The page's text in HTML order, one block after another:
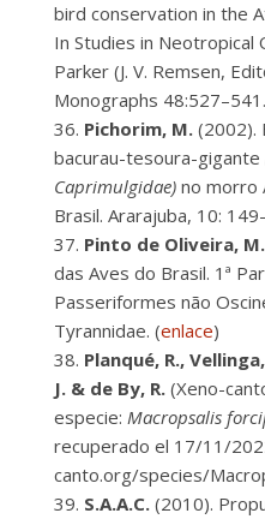
bird conservation in the
In Studies in
Parker (J. V. Remsen,
Monographs
Pichorim, M. (2002).
bacurau-tesoura-gigante
Caprimulgidae) no morro
Brasil. Ararajuba, 10:
Pinto de Oliveira,
das Aves do Brasil. 1ª
Passeriformes não
Tyrannidae. (enlace)
Planqué, R.,
J. & de By, R. (Xeno-
especie: Macropsalis
recuperado el 17/11/
canto.org/species/
S.A.A.C. (2010).